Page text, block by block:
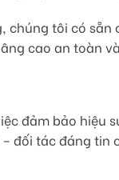
tôi có
cao an toàn
đảm bảo hiệu
đối tác đáng